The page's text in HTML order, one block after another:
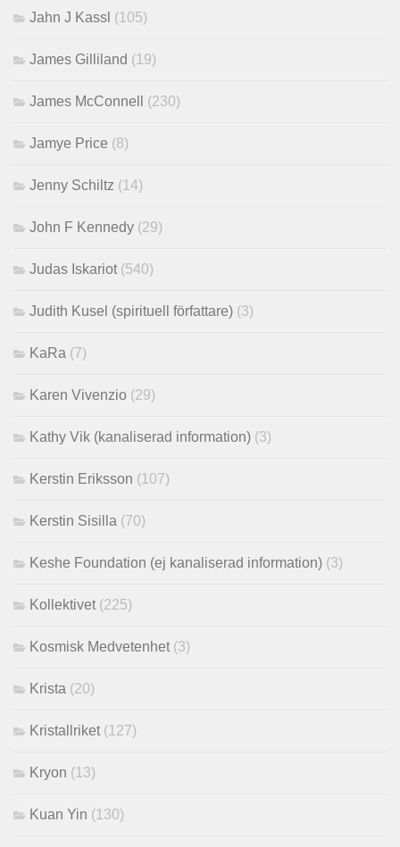
Jahn J Kassl (105)
James Gilliland (19)
James McConnell (230)
Jamye Price (8)
Jenny Schiltz (14)
John F Kennedy (29)
Judas Iskariot (540)
Judith Kusel (spirituell författare) (3)
KaRa (7)
Karen Vivenzio (29)
Kathy Vik (kanaliserad information) (3)
Kerstin Eriksson (107)
Kerstin Sisilla (70)
Keshe Foundation (ej kanaliserad information) (3)
Kollektivet (225)
Kosmisk Medvetenhet (3)
Krista (20)
Kristallriket (127)
Kryon (13)
Kuan Yin (130)